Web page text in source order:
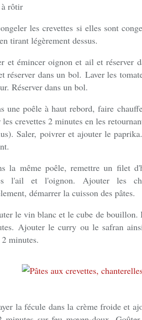
rôtir
les crevettes si elles sont
tirant légèrement dessus.
et émincer oignon et ail et réserver
réserver dans un bol. Laver les
Réserver dans un bol.
une poêle à haut rebord, faire
crevettes 2 minutes en les
Saler, poivrer et ajouter le
la même poêle, remettre un filet
l'ail et l'oignon. Ajouter les
démarrer la cuisson des pâtes.
le vin blanc et le cube de bouillon.
Ajouter le curry ou le safran
minutes.
la fécule dans la crème froide et